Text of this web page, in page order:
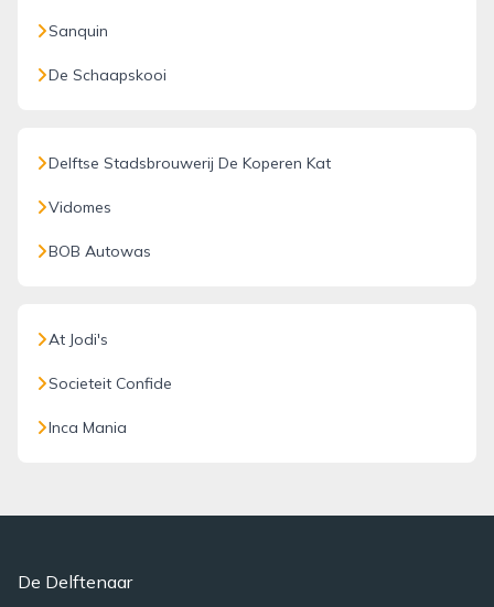
Sanquin
De Schaapskooi
Delftse Stadsbrouwerij De Koperen Kat
Vidomes
BOB Autowas
At Jodi's
Societeit Confide
Inca Mania
De Delftenaar